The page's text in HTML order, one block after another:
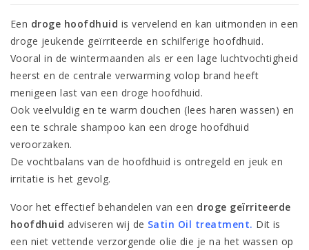
Een droge hoofdhuid is vervelend en kan uitmonden in een
droge jeukende geïrriteerde en schilferige hoofdhuid.
Vooral in de wintermaanden als er een lage luchtvochtigheid
heerst en de centrale verwarming volop brand heeft
menigeen last van een droge hoofdhuid.
Ook veelvuldig en te warm douchen (lees haren wassen) en
een te schrale shampoo kan een droge hoofdhuid
veroorzaken.
De vochtbalans van de hoofdhuid is ontregeld en jeuk en
irritatie is het gevolg.
Voor het effectief behandelen van een droge geïrriteerde
hoofdhuid adviseren wij de Satin Oil treatment. Dit is
een niet vettende verzorgende olie die je na het wassen op